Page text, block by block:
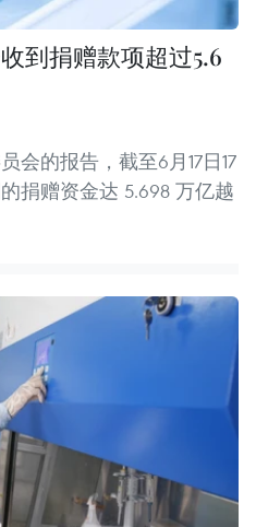
到捐赠款项超过5.6
会的报告，截至6月17日17
捐赠资金达 5.698 万亿越